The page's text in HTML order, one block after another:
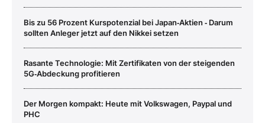
Bis zu 56 Prozent Kurspotenzial bei Japan‑Aktien ‑ Darum
sollten Anleger jetzt auf den Nikkei setzen
Rasante Technologie: Mit Zertifikaten von der steigenden
5G‑Abdeckung profitieren
Der Morgen kompakt: Heute mit Volkswagen, Paypal und
PHC